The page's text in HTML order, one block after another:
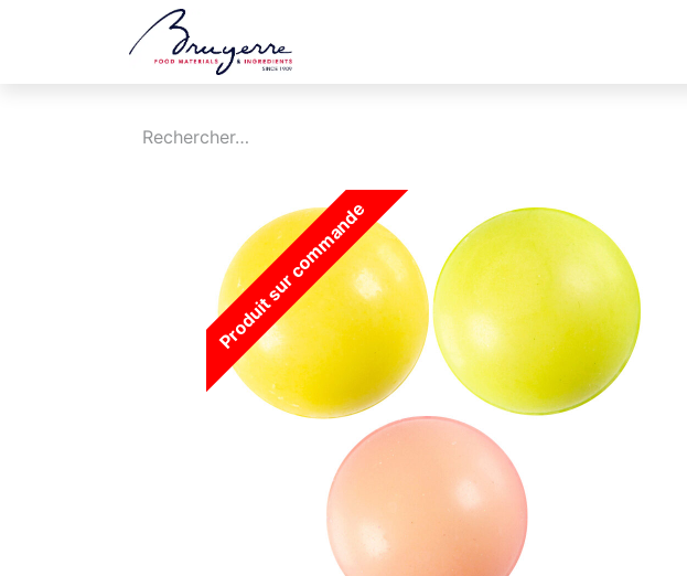
Produit sur commande